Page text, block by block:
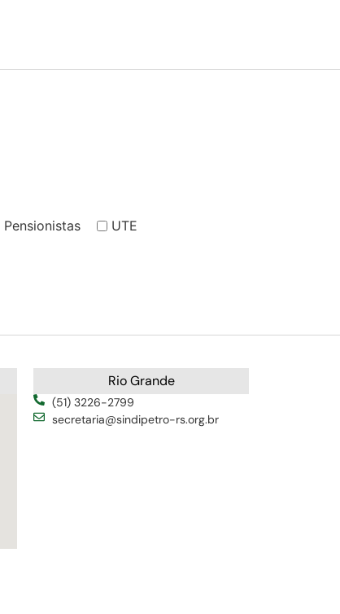
Pensionistas
UTE
Rio Grande
(51) 3226-2799
secretaria@sindipetro-rs.org.br